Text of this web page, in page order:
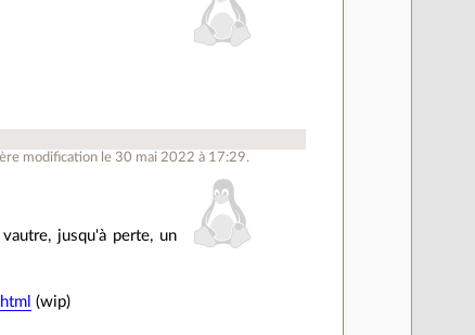
modification le 30 mai 2022 à 17:29.
jusqu'à perte, un
(wip)